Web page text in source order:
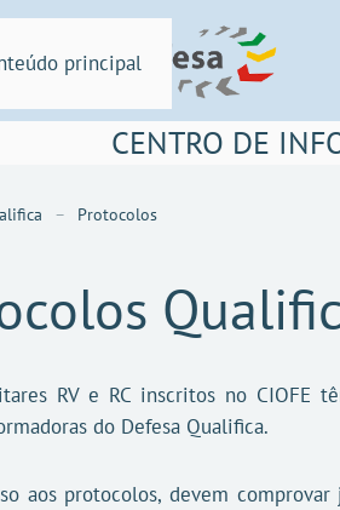
principal
CENTRO DE
Protocolos
RV e RC inscritos no CIOFE
do Defesa Qualifica.
aos protocolos, devem